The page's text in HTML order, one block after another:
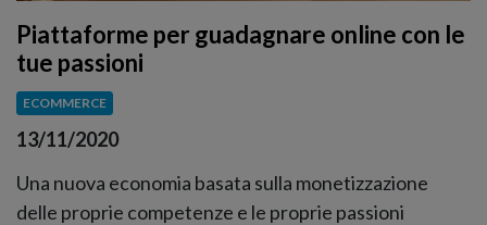
Piattaforme per guadagnare online con le
tue passioni
ECOMMERCE
13/11/2020
Una nuova economia basata sulla monetizzazione
delle proprie competenze e le proprie passioni